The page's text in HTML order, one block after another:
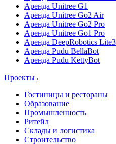
Аренда Unitree G1
Аренда Unitree Go2 Air
Аренда Unitree Go2 Pro
Аренда Unitree Go1 Pro
Аренда DeepRobotics
Аренда Pudu BellaBot
Аренда Pudu KettyBot
Проекты
Гостиницы и рестораны
Образование
Промышленность
Ритейл
Склады и логистика
Строительство